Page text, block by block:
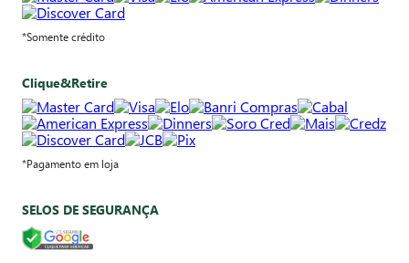
*Somente crédito
Clique&Retire
*Pagamento em loja
SELOS DE SEGURANÇA